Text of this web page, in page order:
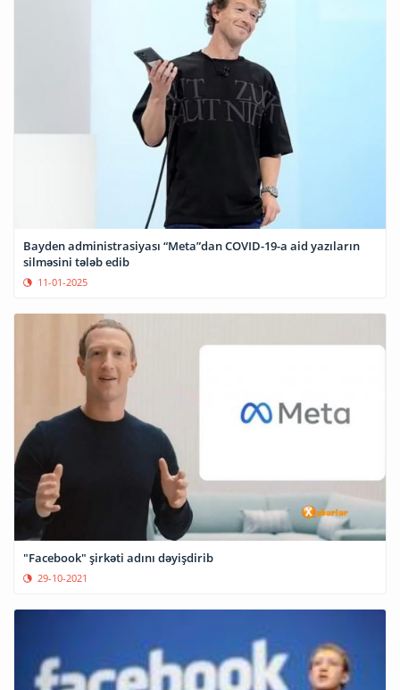
Bayden administrasiyası “Meta”dan COVID-19-a aid yazıların
silməsini tələb edib
11-01-2025
"Facebook" şirkəti adını dəyişdirib
29-10-2021